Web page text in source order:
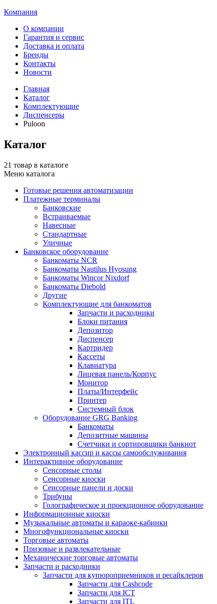
Компания
О компании
Гарантия и сервис
Доставка и оплата
Бренды
Контакты
Новости
Главная
Каталог
Комплектующие
Диспенсеры
Puloon
Каталог
21 товар в каталоге
Меню каталога
Готовые решения автоматизации
Платежные терминалы
Банковские
Встраиваемые
Навесные
Стандартные
Уличные
Банковское оборудование
Банкоматы NCR
Банкоматы Nautilus Hyosung
Банкоматы Wincor Nixdorf
Банкоматы Diebold
Другие
Комплектующие для банкоматов
Запчасти и расходники
Блоки питания
Депозитор
Диспенсер
Картридер
Кассеты
Клавиатура
Лицевая панель/Корпус
Монитор
Платы/Интерфейс
Принтер
Системный блок
Оборудование GRG Banking
Банкоматы
Депозитные машины
Счетчики и сортировщики банкнот
Электронный кассир и кассы самообслуживания
Интерактивное оборудование
Сенсорные столы
Сенсорные киоски
Сенсорные панели и доски
Трибуны
Голографическое и проекционное оборудование
Информационные киоски
Музыкальные автоматы и караоке-кабинки
Многофункциональные киоски
Торговые автоматы
Призовые и развлекательные
Механические торговые автоматы
Запчасти и расходники
Запчасти для купюроприемников и ресайклеров
Запчасти для Cashcode
Запчасти для ICT
Запчасти для ITL